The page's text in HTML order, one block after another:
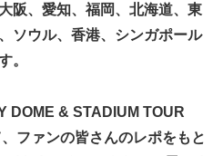
阪、愛知、福岡、北海道、東
ソウル、香港、シンガポール
。
DOME & STADIUM TOUR
ファンの皆さんのレポをもと